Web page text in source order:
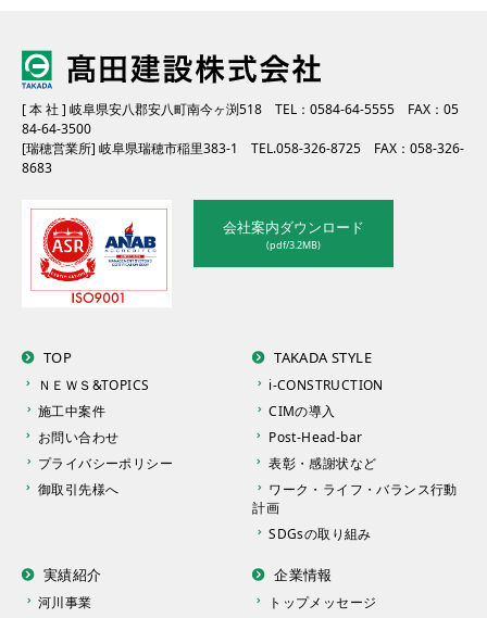
[ 本 社 ] 岐阜県安八郡安八町南今ヶ渕518 TEL：0584-64-5555
FAX：05
84-64-3500
[瑞穂営業所] 岐阜県瑞穂市稲里383-1
TEL.058-326-8725
FAX：058-326-
8683
会社案内ダウンロード
(pdf/3.2MB)
TOP
ＮＥＷＳ&TOPICS
施工中案件
お問い合わせ
プライバシーポリシー
御取引先様へ
TAKADA STYLE
i-CONSTRUCTION
CIMの導入
Post-Head-bar
表彰・感謝状など
ワーク・ライフ・バランス行動
計画
SDGsの取り組み
実績紹介
河川事業
企業情報
トップメッセージ